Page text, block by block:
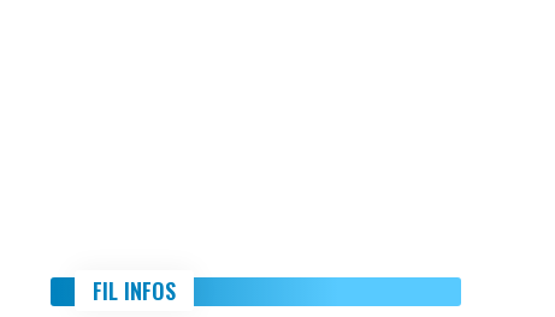
FIL INFOS